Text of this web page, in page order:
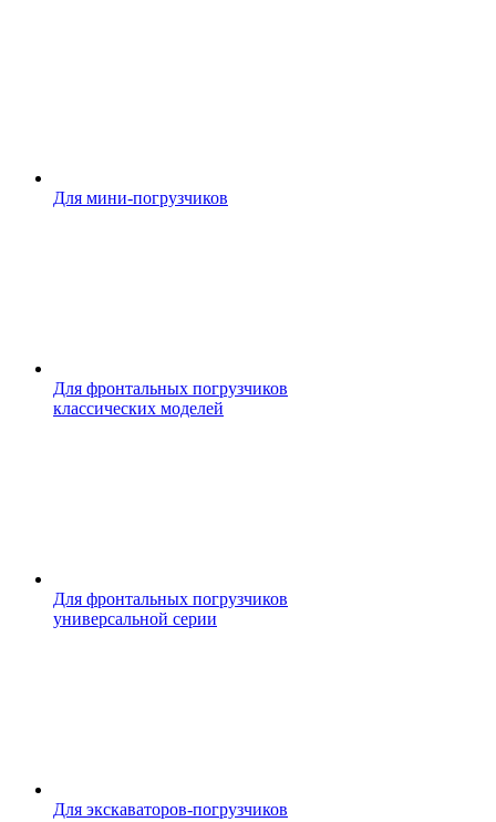
Для мини-погрузчиков
Для фронтальных погрузчиков
классических моделей
Для фронтальных погрузчиков
универсальной серии
Для экскаваторов-погрузчиков